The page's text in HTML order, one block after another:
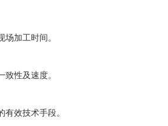
加工时间。
性及速度。
效技术手段。